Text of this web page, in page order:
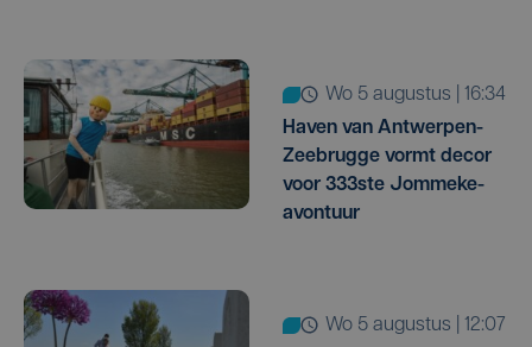
wo 5 augustus | 16:34
Haven van Antwerpen-
Zeebrugge vormt decor
voor 333ste Jommeke-
avontuur
wo 5 augustus | 12:07